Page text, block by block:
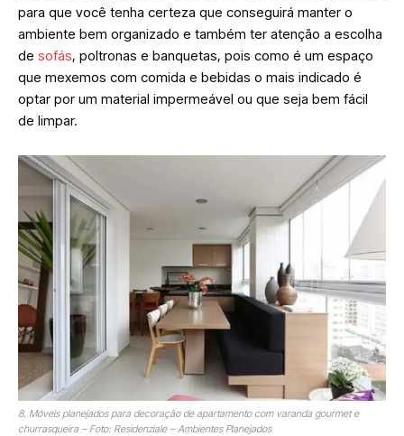
para que você tenha certeza que conseguirá manter o
ambiente bem organizado e também ter atenção a escolha
de sofás, poltronas e banquetas, pois como é um espaço
que mexemos com comida e bebidas o mais indicado é
optar por um material impermeável ou que seja bem fácil
de limpar.
8. Móveis planejados para decoração de apartamento com varanda gourmet e
churrasqueira – Foto: Residenziale – Ambientes Planejados